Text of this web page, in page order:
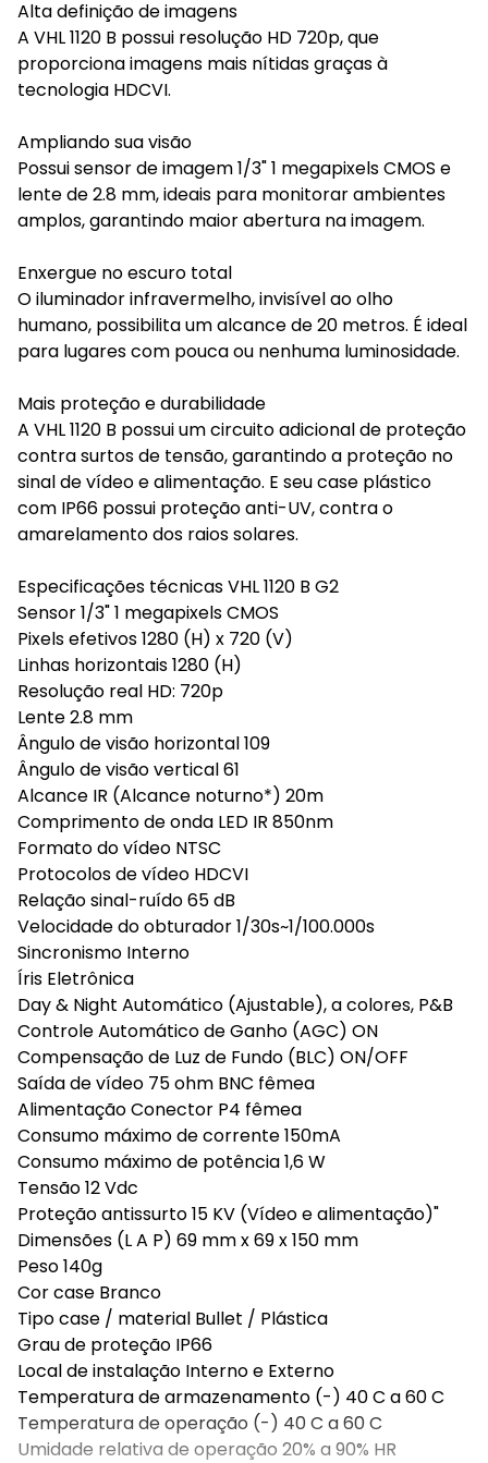
Alta definição de imagens
A VHL 1120 B possui resolução HD 720p, que
proporciona imagens mais nítidas graças à
tecnologia HDCVI.
Ampliando sua visão
Possui sensor de imagem 1/3" 1 megapixels CMOS e
lente de 2.8 mm, ideais para monitorar ambientes
amplos, garantindo maior abertura na imagem.
Enxergue no escuro total
O iluminador infravermelho, invisível ao olho
humano, possibilita um alcance de 20 metros. É ideal
para lugares com pouca ou nenhuma luminosidade.
Mais proteção e durabilidade
A VHL 1120 B possui um circuito adicional de proteção
contra surtos de tensão, garantindo a proteção no
sinal de vídeo e alimentação. E seu case plástico
com IP66 possui proteção anti-UV, contra o
amarelamento dos raios solares.
Especificações técnicas VHL 1120 B G2
Sensor 1/3" 1 megapixels CMOS
Pixels efetivos 1280 (H) x 720 (V)
Linhas horizontais 1280 (H)
Resolução real HD: 720p
Lente 2.8 mm
Ângulo de visão horizontal 109
Ângulo de visão vertical 61
Alcance IR (Alcance noturno*) 20m
Comprimento de onda LED IR 850nm
Formato do vídeo NTSC
Protocolos de vídeo HDCVI
Relação sinal-ruído 65 dB
Velocidade do obturador 1/30s~1/100.000s
Sincronismo Interno
Íris Eletrônica
Day & Night Automático (Ajustable), a colores, P&B
Controle Automático de Ganho (AGC) ON
Compensação de Luz de Fundo (BLC) ON/OFF
Saída de vídeo 75 ohm BNC fêmea
Alimentação Conector P4 fêmea
Consumo máximo de corrente 150mA
Consumo máximo de potência 1,6 W
Tensão 12 Vdc
Proteção antissurto 15 KV (Vídeo e alimentação)"
Dimensões (L A P) 69 mm x 69 x 150 mm
Peso 140g
Cor case Branco
Tipo case / material Bullet / Plástica
Grau de proteção IP66
Local de instalação Interno e Externo
Temperatura de armazenamento (-) 40 C a 60 C
Temperatura de operação (-) 40 C a 60 C
Umidade relativa de operação 20% a 90% HR